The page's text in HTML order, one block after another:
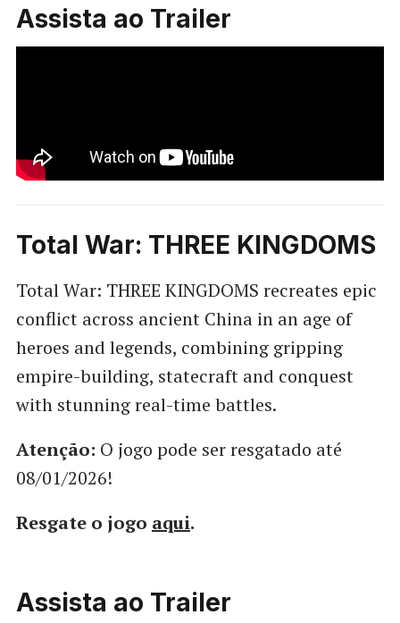
Assista ao Trailer
Total War: THREE KINGDOMS
Total War: THREE KINGDOMS recreates epic
conflict across ancient China in an age of
heroes and legends, combining gripping
empire-building, statecraft and conquest
with stunning real-time battles.
Atenção: O jogo pode ser resgatado até
08/01/2026!
Resgate o jogo aqui.
Assista ao Trailer